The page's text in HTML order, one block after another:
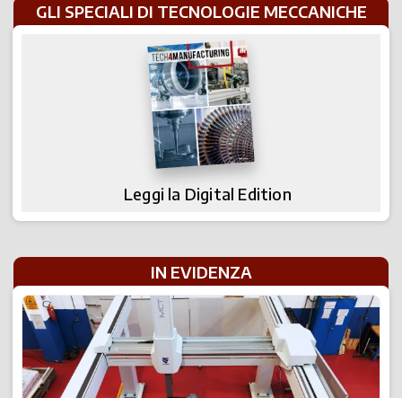
GLI SPECIALI DI TECNOLOGIE MECCANICHE
Leggi la Digital Edition
IN EVIDENZA